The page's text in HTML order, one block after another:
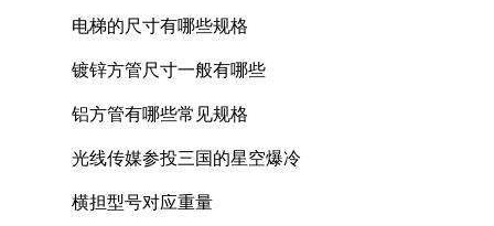
电梯的尺寸有哪些规格
镀锌方管尺寸一般有哪些
铝方管有哪些常见规格
光线传媒参投三国的星空爆冷
横担型号对应重量